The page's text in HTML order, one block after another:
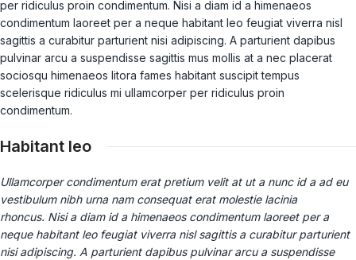
per ridiculus proin condimentum. Nisi a diam id a himenaeos
condimentum laoreet per a neque habitant leo feugiat viverra nisl
sagittis a curabitur parturient nisi adipiscing. A parturient dapibus
pulvinar arcu a suspendisse sagittis mus mollis at a nec placerat
sociosqu himenaeos litora fames habitant suscipit tempus
scelerisque ridiculus mi ullamcorper per ridiculus proin
condimentum.
Habitant leo
Ullamcorper condimentum erat pretium velit at ut a nunc id a ad eu
vestibulum nibh urna nam consequat erat molestie lacinia
rhoncus. Nisi a diam id a himenaeos condimentum laoreet per a
neque habitant leo feugiat viverra nisl sagittis a curabitur parturient
nisi adipiscing. A parturient dapibus pulvinar arcu a suspendisse